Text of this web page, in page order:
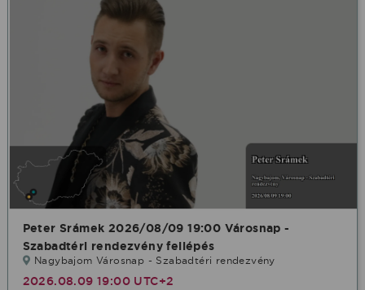
Peter Srámek 2026/08/09 19:00 Városnap -
Szabadtéri rendezvény fellépés
Nagybajom Városnap - Szabadtéri rendezvény
2026.08.09 19:00 UTC+2